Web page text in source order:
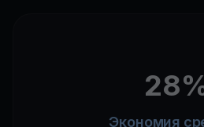
Экономия